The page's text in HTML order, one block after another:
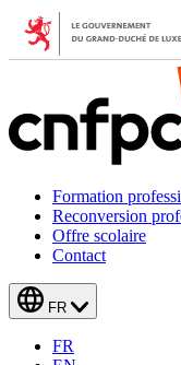
Formation
Reconversion
Offre scolaire
Contact
FR
FR